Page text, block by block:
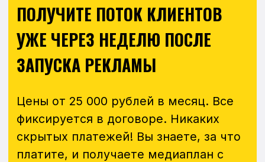
на все вопросы.
+7
Даю согласие на обработку
политикой конфиденциальности
Консультация